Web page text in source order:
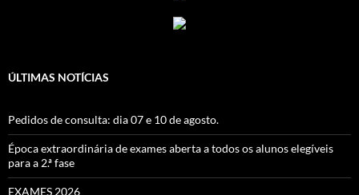
ÚLTIMAS NOTÍCIAS
Pedidos de consulta: dia 07 e 10 de agosto.
Época extraordinária de exames aberta a todos os alunos elegíveis
para a 2.ª fase
EXAMES 2026